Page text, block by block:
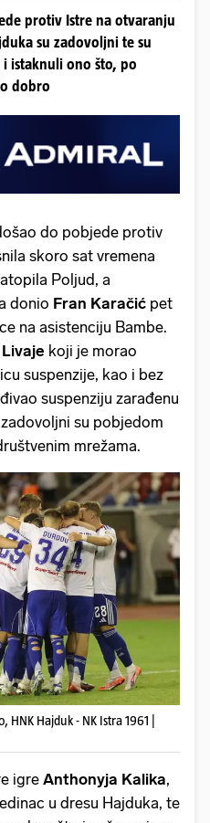
protiv Istre na otvaranju
su zadovoljni te su
istaknuli ono što, po
dobro
do pobjede protiv
skoro sat vremena
Poljud, a
donio Fran Karačić pet
na asistenciju Bambe.
koji je morao
suspenzije, kao i bez
suspenziju zarađenu
su pobjedom
mrežama.
Hajduk - NK Istra 1961 |
igreAnthonyja Kalika,
u dresu Hajduka, te